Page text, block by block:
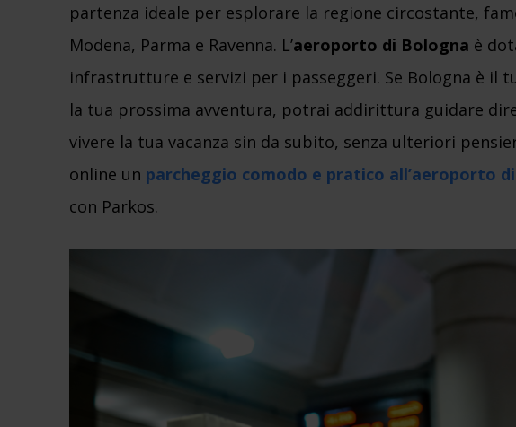
partenza ideale per esplorare la regione circostante,
Modena, Parma e Ravenna. L’aeroporto di Bologna è
infrastrutture e servizi per i passeggeri. Se Bologna è il
la tua prossima avventura, potrai addirittura guidare
vivere la tua vacanza sin da subito, senza ulteriori
online un parcheggio comodo e pratico all’aeroporto
con Parkos.